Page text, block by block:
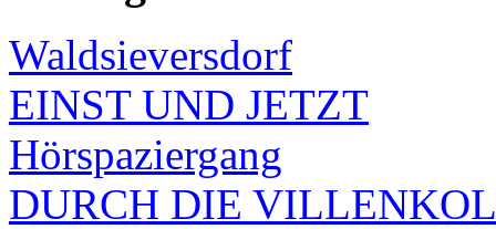
Waldsieversdorf
EINST UND JETZT
Hörspaziergang
DURCH DIE